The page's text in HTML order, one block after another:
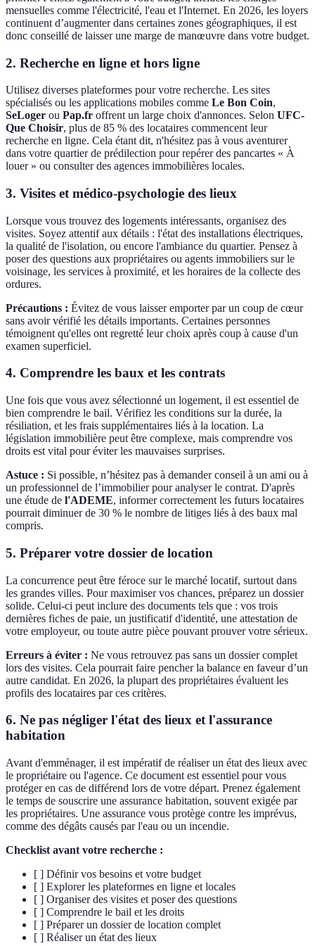
mensuelles comme l'électricité, l'eau et l'Internet. En 2026, les loyers
continuent d’augmenter dans certaines zones géographiques, il est
donc conseillé de laisser une marge de manœuvre dans votre budget.
2. Recherche en ligne et hors ligne
Utilisez diverses plateformes pour votre recherche. Les sites
spécialisés ou les applications mobiles comme Le Bon Coin,
SeLoger ou Pap.fr offrent un large choix d'annonces. Selon UFC-
Que Choisir, plus de 85 % des locataires commencent leur
recherche en ligne. Cela étant dit, n'hésitez pas à vous aventurer
dans votre quartier de prédilection pour repérer des pancartes « À
louer » ou consulter des agences immobilières locales.
3. Visites et médico-psychologie des lieux
Lorsque vous trouvez des logements intéressants, organisez des
visites. Soyez attentif aux détails : l'état des installations électriques,
la qualité de l'isolation, ou encore l'ambiance du quartier. Pensez à
poser des questions aux propriétaires ou agents immobiliers sur le
voisinage, les services à proximité, et les horaires de la collecte des
ordures.
Précautions : Évitez de vous laisser emporter par un coup de cœur
sans avoir vérifié les détails importants. Certaines personnes
témoignent qu'elles ont regretté leur choix après coup à cause d'un
examen superficiel.
4. Comprendre les baux et les contrats
Une fois que vous avez sélectionné un logement, il est essentiel de
bien comprendre le bail. Vérifiez les conditions sur la durée, la
résiliation, et les frais supplémentaires liés à la location. La
législation immobilière peut être complexe, mais comprendre vos
droits est vital pour éviter les mauvaises surprises.
Astuce : Si possible, n’hésitez pas à demander conseil à un ami ou à
un professionnel de l’immobilier pour analyser le contrat. D'après
une étude de l'ADEME, informer correctement les futurs locataires
pourrait diminuer de 30 % le nombre de litiges liés à des baux mal
compris.
5. Préparer votre dossier de location
La concurrence peut être féroce sur le marché locatif, surtout dans
les grandes villes. Pour maximiser vos chances, préparez un dossier
solide. Celui-ci peut inclure des documents tels que : vos trois
dernières fiches de paie, un justificatif d'identité, une attestation de
votre employeur, ou toute autre pièce pouvant prouver votre sérieux.
Erreurs à éviter : Ne vous retrouvez pas sans un dossier complet
lors des visites. Cela pourrait faire pencher la balance en faveur d’un
autre candidat. En 2026, la plupart des propriétaires évaluent les
profils des locataires par ces critères.
6. Ne pas négliger l'état des lieux et l'assurance
habitation
Avant d'emménager, il est impératif de réaliser un état des lieux avec
le propriétaire ou l'agence. Ce document est essentiel pour vous
protéger en cas de différend lors de votre départ. Prenez également
le temps de souscrire une assurance habitation, souvent exigée par
les propriétaires. Une assurance vous protège contre les imprévus,
comme des dégâts causés par l'eau ou un incendie.
Checklist avant votre recherche :
[ ] Définir vos besoins et votre budget
[ ] Explorer les plateformes en ligne et locales
[ ] Organiser des visites et poser des questions
[ ] Comprendre le bail et les droits
[ ] Préparer un dossier de location complet
[ ] Réaliser un état des lieux